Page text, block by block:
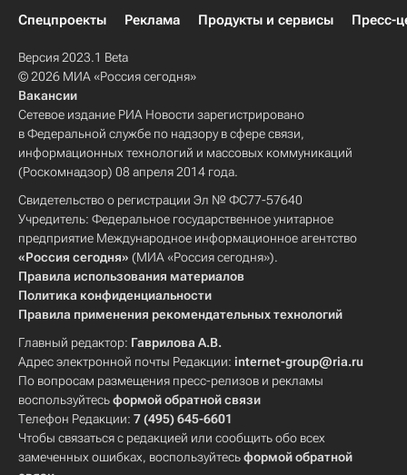
Спецпроекты
Реклама Продукты и сервисы Пресс-
Версия 2023.1 Beta
© 2026 МИА «Россия сегодня»
Вакансии
Сетевое издание РИА Новости зарегистрировано
в Федеральной службе по надзору в сфере связи,
информационных технологий и массовых коммуникаций
(Роскомнадзор) 08 апреля 2014 года.
Свидетельство о регистрации Эл № ФС77-57640
Учредитель: Федеральное государственное унитарное
предприятие Международное информационное агентство
«Россия сегодня» (МИА «Россия сегодня»).
Правила использования материалов
Политика конфиденциальности
Правила применения рекомендательных технологий
Главный редактор: Гаврилова А.В.
Адрес электронной почты Редакции: internet-group@ria.ru
По вопросам размещения пресс-релизов и рекламы
воспользуйтесьформой обратной связи
Телефон Редакции: 7 (495) 645-6601
Чтобы связаться с редакцией или сообщить обо всех
замеченных ошибках, воспользуйтесьформой обратной